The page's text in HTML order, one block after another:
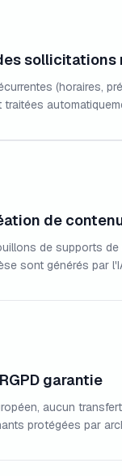
(horaires,
de
de supports
sont générés par
garantie
aucun
protégées par